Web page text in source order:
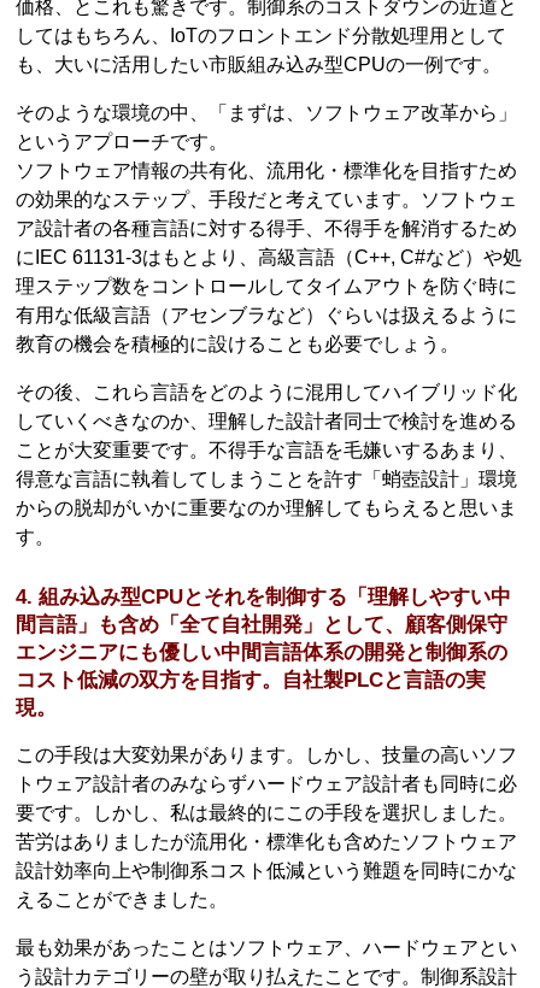
価格、とこれも驚きです。制御系のコストダウンの近道と
してはもちろん、IoTのフロントエンド分散処理用として
も、大いに活用したい市販組み込み型CPUの一例です。
そのような環境の中、「まずは、ソフトウェア改革から」
というアプローチです。
ソフトウェア情報の共有化、流用化・標準化を目指すため
の効果的なステップ、手段だと考えています。ソフトウェ
ア設計者の各種言語に対する得手、不得手を解消するため
にIEC 61131-3はもとより、高級言語（C++, C#など）や処
理ステップ数をコントロールしてタイムアウトを防ぐ時に
有用な低級言語（アセンブラなど）ぐらいは扱えるように
教育の機会を積極的に設けることも必要でしょう。
その後、これら言語をどのように混用してハイブリッド化
していくべきなのか、理解した設計者同士で検討を進める
ことが大変重要です。不得手な言語を毛嫌いするあまり、
得意な言語に執着してしまうことを許す「蛸壺設計」環境
からの脱却がいかに重要なのか理解してもらえると思いま
す。
4. 組み込み型CPUとそれを制御する「理解しやすい中
間言語」も含め「全て自社開発」として、顧客側保守
エンジニアにも優しい中間言語体系の開発と制御系の
コスト低減の双方を目指す。自社製PLCと言語の実
現。
この手段は大変効果があります。しかし、技量の高いソフ
トウェア設計者のみならずハードウェア設計者も同時に必
要です。しかし、私は最終的にこの手段を選択しました。
苦労はありましたが流用化・標準化も含めたソフトウェア
設計効率向上や制御系コスト低減という難題を同時にかな
えることができました。
最も効果があったことはソフトウェア、ハードウェアとい
う設計カテゴリーの壁が取り払えたことです。制御系設計